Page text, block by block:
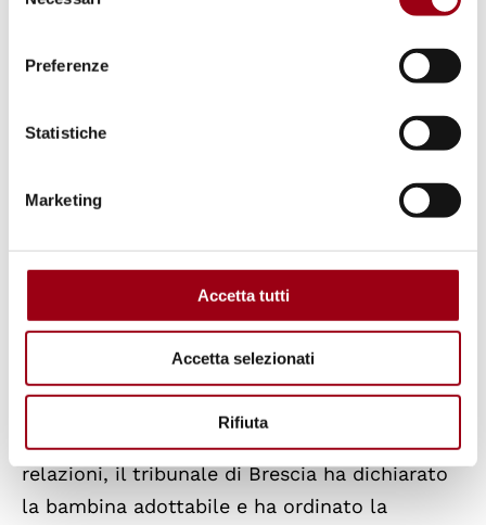
Preferenze
Statistiche
Marketing
Accetta tutti
Accetta selezionati
Rifiuta
Il caso ha avuto inizio nel 2013, quando D.M.
ha denunciato violenze domestiche da parte
del suo compagno, padre della bambina, e si è
accoglienza per vittime di abusi. Inizialmente,
le valutazioni sulle sue capacità genitoriali
erano positive. Tuttavia, gli assistenti sociali
da parte della bambina. Sulla base di tali
relazioni, il tribunale di Brescia ha dichiarato
la bambina adottabile e ha ordinato la